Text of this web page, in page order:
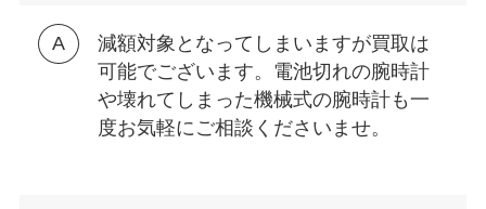
減額対象となってしまいますが買取は
可能でございます。電池切れの腕時計
や壊れてしまった機械式の腕時計も一
度お気軽にご相談くださいませ。